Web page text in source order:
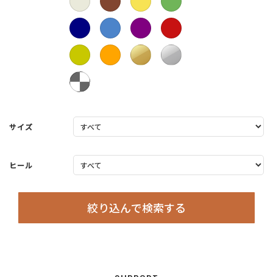
サイズ
ヒール
絞り込んで検索する